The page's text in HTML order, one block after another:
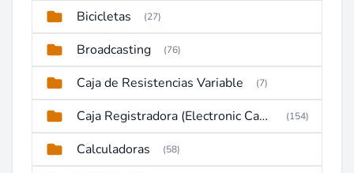
Bicicletas (27)
Broadcasting (76)
Caja de Resistencias Variable (7)
Caja Registradora (Electronic Cash Register) (154)
Calculadoras (58)